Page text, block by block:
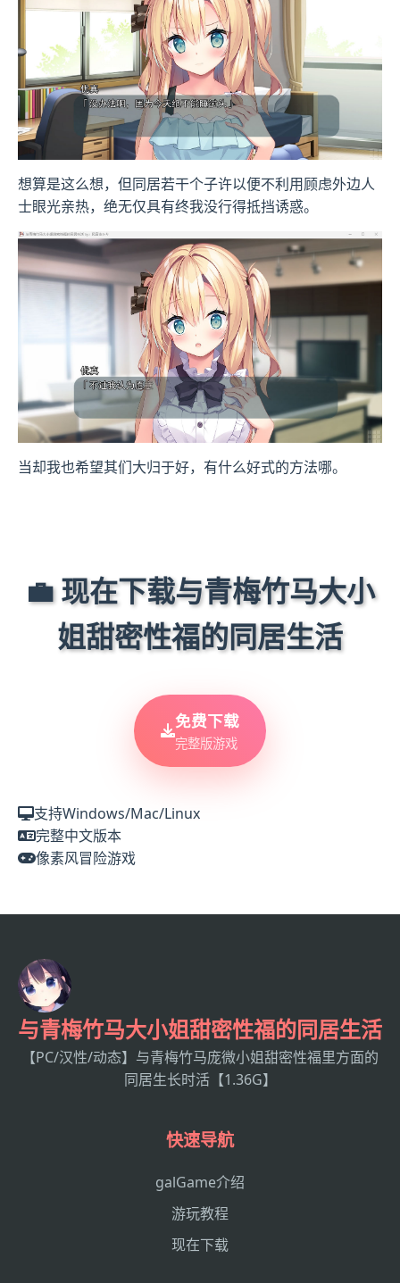
想算是这么想，但同居若干个子许以便不利用顾虑外边人
士眼光亲热，绝无仅具有终我没行得抵挡诱惑。
当却我也希望其们大归于好，有什么好式的方法哪。
💼 现在下载与青梅竹马大小
姐甜密性福的同居生活
免费下载
完整版游戏
支持Windows/Mac/Linux
完整中文版本
像素风冒险游戏
与青梅竹马大小姐甜密性福的同居生活
【PC/汉性/动态】与青梅竹马庞微小姐甜密性福里方面的
同居生长时活【1.36G】
快速导航
galGame介绍
游玩教程
现在下载